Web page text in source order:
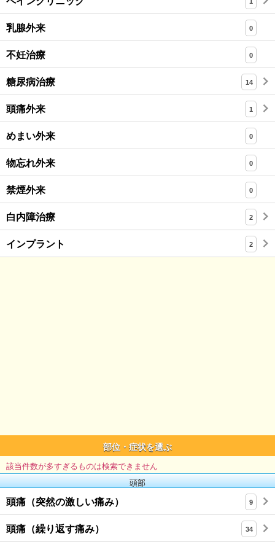
乳腺外来 0
不妊治療 0
糖尿病治療 14
頭痛外来 1
めまい外来 0
物忘れ外来 0
禁煙外来 0
白内障治療 2
インプラント 2
部位・症状を選ぶ
該当件数が多すぎるものは検索できません
頭部
頭痛（突然の激しい痛み） 9
頭痛（繰り返す痛み） 34